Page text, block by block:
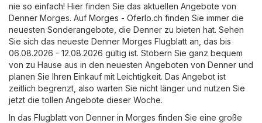
nie so einfach! Hier finden Sie das aktuellen Angebote von
Denner Morges. Auf Morges - Oferlo.ch finden Sie immer die
neuesten Sonderangebote, die Denner zu bieten hat. Sehen
Sie sich das neueste Denner Morges Flugblatt an, das bis
06.08.2026 - 12.08.2026 gültig ist. Stöbern Sie ganz bequem
von zu Hause aus in den neuesten Angeboten von Denner und
planen Sie Ihren Einkauf mit Leichtigkeit. Das Angebot ist
zeitlich begrenzt, also warten Sie nicht länger und nutzen Sie
jetzt die tollen Angebote dieser Woche.
In das Flugblatt von Denner in Morges finden Sie eine große